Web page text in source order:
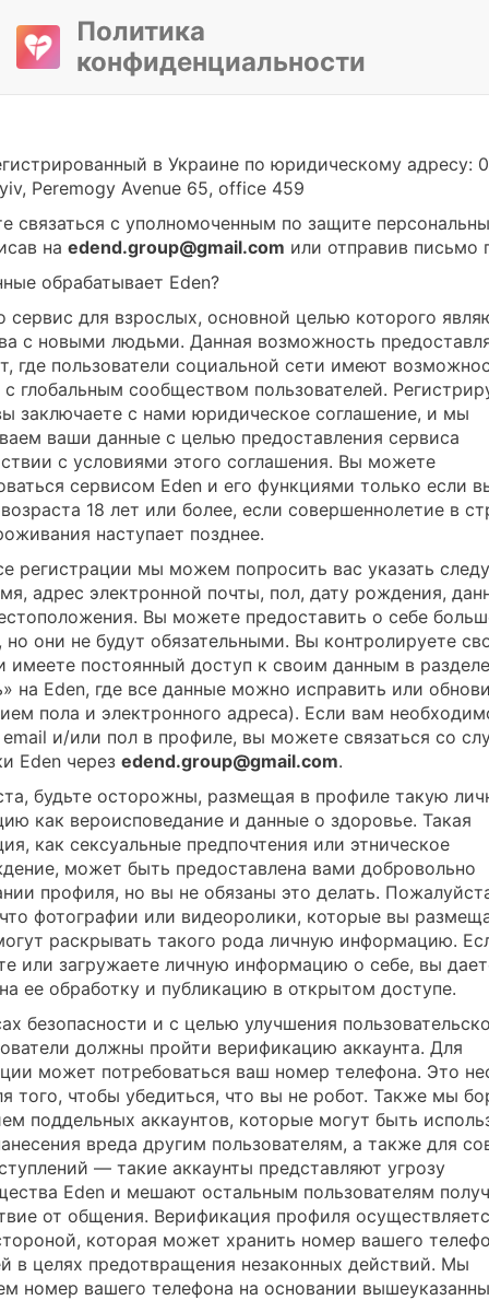
Политика
конфиденциальности
в Украине по юридическому адресу:
Peremogy Avenue 65, office 459
связаться с уполномоченным по защите
на edend.group@gmail.com или отправив письмо
обрабатывает Eden?
сервис для взрослых, основной целью которого
с новыми людьми. Данная возможность
где пользователи социальной сети имеют
глобальным сообществом пользователей.
заключаете с нами юридическое соглашение, и мы
ваши данные с целью предоставления сервиса
с условиями этого соглашения. Вы можете
сервисом Eden и его функциями только если
18 лет или более, если совершеннолетие в
наступает позднее.
регистрации мы можем попросить вас указать
адрес электронной почты, пол, дату рождения,
Вы можете предоставить о себе
но они не будут обязательными. Вы контролируете
имеете постоянный доступ к своим данным в разделе
на Eden, где все данные можно исправить или
пола и электронного адреса). Если вам
и/или пол в профиле, вы можете связаться со
Eden через edend.group@gmail.com.
будьте осторожны, размещая в профиле такую
как вероисповедание и данные о здоровье. Такая
как сексуальные предпочтения или этническое
может быть предоставлена вами добровольно
профиля, но вы не обязаны это делать.
фотографии или видеоролики, которые вы
раскрывать такого рода личную информацию.
или загружаете личную информацию о себе, вы
ее обработку и публикацию в открытом доступе.
безопасности и с целью улучшения
должны пройти верификацию аккаунта. Для
может потребоваться ваш номер телефона. Это
того, чтобы убедиться, что вы не робот. Также мы
поддельных аккаунтов, которые могут быть
вреда другим пользователям, а также для
— такие аккаунты представляют угрозу
Eden и мешают остальным пользователям
от общения. Верификация профиля
которая может хранить номер вашего
в целях предотвращения незаконных действий. Мы
номер вашего телефона на основании